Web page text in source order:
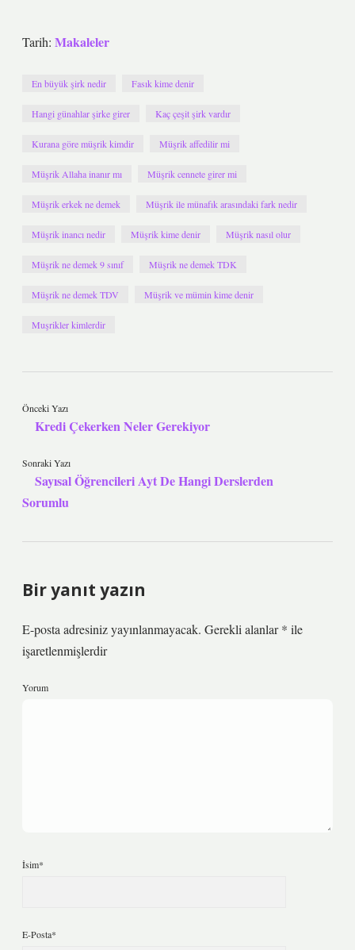
Tarih: Makaleler
En büyük şirk nedir Fasık kime denir
Hangi günahlar şirke girer Kaç çeşit şirk vardır
Kurana göre müşrik kimdir Müşrik affedilir mi
Müşrik Allaha inanır mı Müşrik cennete girer mi
Müşrik erkek ne demek Müşrik ile münafık arasındaki fark nedir
Müşrik inancı nedir Müşrik kime denir Müşrik nasıl olur
Müşrik ne demek 9 sınıf Müşrik ne demek TDK
Müşrik ne demek TDV Müşrik ve mümin kime denir
Muşrikler kimlerdir
Önceki Yazı
Kredi Çekerken Neler Gerekiyor
Sonraki Yazı
Sayısal Öğrencileri Ayt De Hangi Derslerden
Sorumlu
Bir yanıt yazın
E-posta adresiniz yayınlanmayacak. Gerekli alanlar* ile
işaretlenmişlerdir
Yorum
İsim*
E-Posta*